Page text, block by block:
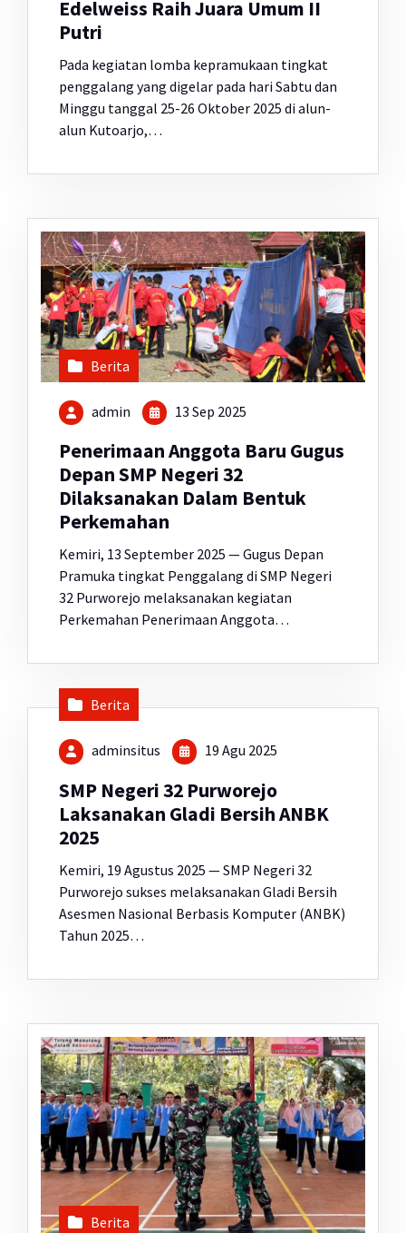
Edelweiss Raih Juara Umum II
Putri
Pada kegiatan lomba kepramukaan tingkat
penggalang yang digelar pada hari Sabtu dan
Minggu tanggal 25-26 Oktober 2025 di alun-
alun Kutoarjo,…
Berita
admin 13 Sep 2025
Penerimaan Anggota Baru Gugus
Depan SMP Negeri 32
Dilaksanakan Dalam Bentuk
Perkemahan
Kemiri, 13 September 2025 — Gugus Depan
Pramuka tingkat Penggalang di SMP Negeri
32 Purworejo melaksanakan kegiatan
Perkemahan Penerimaan Anggota…
Berita
adminsitus 19 Agu 2025
SMP Negeri 32 Purworejo
Laksanakan Gladi Bersih ANBK
2025
Kemiri, 19 Agustus 2025 — SMP Negeri 32
Purworejo sukses melaksanakan Gladi Bersih
Asesmen Nasional Berbasis Komputer (ANBK)
Tahun 2025…
Berita